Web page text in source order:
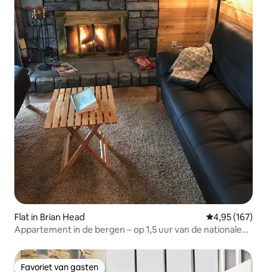
Flat in Brian Head Gemiddelde
4,95 (167)
Appartement in de bergen – op 1,5 uur van de nationale
Favoriet van gasten